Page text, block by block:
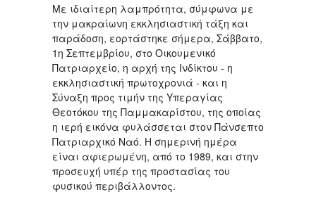
Με ιδιαίτερη λαμπρότητα, σύμφωνα με
την μακραίωνη εκκλησιαστική τάξη και
παράδοση, εορτάστηκε σήμερα, Σάββατο,
1η Σεπτεμβρίου, στο Οικουμενικό
Πατριαρχείο, η αρχή της Ινδίκτου - η
εκκλησιαστική πρωτοχρονιά - και η
Σύναξη προς τιμήν της Υπεραγίας
Θεοτόκου της Παμμακαρίστου, της οποίας
η ιερή εικόνα φυλάσσεται στον Πάνσεπτο
Πατριαρχικό Ναό. Η σημερινή ημέρα
είναι αφιερωμένη, από το 1989, και στην
προσευχή υπέρ της προστασίας του
φυσικού περιβάλλοντος.